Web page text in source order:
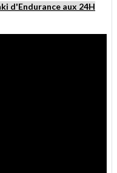
d'Endurance aux 24H